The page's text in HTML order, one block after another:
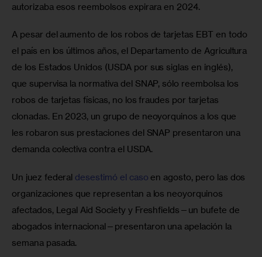
autorizaba esos reembolsos expirara en 2024.
A pesar del aumento de los robos de tarjetas EBT en todo
el país en los últimos años, el Departamento de Agricultura
de los Estados Unidos (USDA por sus siglas en inglés),
que supervisa la normativa del SNAP, sólo reembolsa los
robos de tarjetas físicas, no los fraudes por tarjetas
clonadas. En 2023, un grupo de neoyorquinos a los que
les robaron sus prestaciones del SNAP presentaron una
demanda colectiva contra el USDA.
Un juez federal desestimó el caso en agosto, pero las dos
organizaciones que representan a los neoyorquinos
afectados, Legal Aid Society y Freshfields—un bufete de
abogados internacional—presentaron una apelación la
semana pasada.